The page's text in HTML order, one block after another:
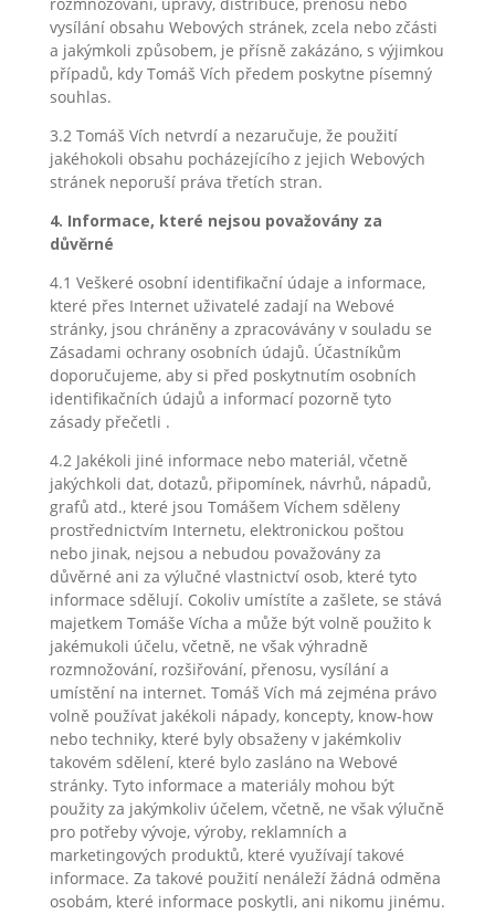
vysílání obsahu Webových stránek, zcela nebo zčásti
a jakýmkoli způsobem, je přísně zakázáno, s výjimkou
případů, kdy Tomáš Vích předem poskytne písemný
souhlas.
3.2 Tomáš Vích netvrdí a nezaručuje, že použití
jakéhokoli obsahu pocházejícího z jejich Webových
stránek neporuší práva třetích stran.
4. Informace, které nejsou považovány za
důvěrné
4.1 Veškeré osobní identifikační údaje a informace,
které přes Internet uživatelé zadají na Webové
stránky, jsou chráněny a zpracovávány v souladu se
Zásadami ochrany osobních údajů. Účastníkům
doporučujeme, aby si před poskytnutím osobních
identifikačních údajů a informací pozorně tyto
zásady přečetli .
4.2 Jakékoli jiné informace nebo materiál, včetně
jakýchkoli dat, dotazů, připomínek, návrhů, nápadů,
grafů atd., které jsou Tomášem Víchem sděleny
prostřednictvím Internetu, elektronickou poštou
nebo jinak, nejsou a nebudou považovány za
důvěrné ani za výlučné vlastnictví osob, které tyto
informace sdělují. Cokoliv umístíte a zašlete, se stává
majetkem Tomáše Vícha a může být volně použito k
jakémukoli účelu, včetně, ne však výhradně
rozmnožování, rozšiřování, přenosu, vysílání a
umístění na internet. Tomáš Vích má zejména právo
volně používat jakékoli nápady, koncepty, know-how
nebo techniky, které byly obsaženy v jakémkoliv
takovém sdělení, které bylo zasláno na Webové
stránky. Tyto informace a materiály mohou být
použity za jakýmkoliv účelem, včetně, ne však výlučně
pro potřeby vývoje, výroby, reklamních a
marketingových produktů, které využívají takové
informace. Za takové použití nenáleží žádná odměna
osobám, které informace poskytli, ani nikomu jinému.